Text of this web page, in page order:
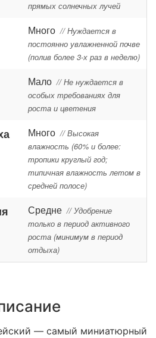
прямых солнечных лучей
Много // Нуждается в
постоянно увлажненной почве
(полив более 3-х раз в неделю)
Мало // Не нуждается в
особых требованиях для
роста и цветения
Много // Высокая
влажность (60% и более:
тропики круглый год;
типичная влажность летом в
средней полосе)
Средне // Удобрение
только в период активного
роста (минимум в период
отдыха)
— самый миниатюрный